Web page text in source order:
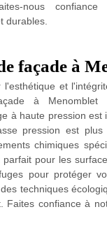
nous
durables.
façade à
et
à Menomblet
à haute pression est
pression est plus
chimiques
pour les
pour protéger
techniques
Faites confiance à